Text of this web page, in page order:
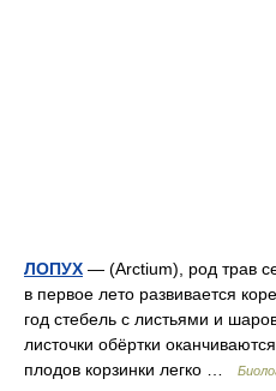
ЛОПУХ — (Arctium), род трав
в первое лето развивается
год стебель с листьями и
листочки обёртки
плодов корзинки легко …